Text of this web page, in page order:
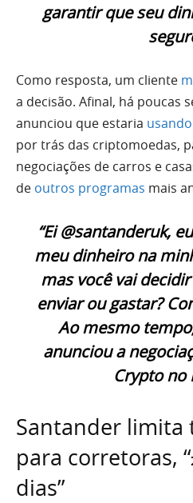
garantir que seu
Como resposta, um cliente
a decisão. Afinal, há poucas
anunciou que estaria
por trás das criptomoedas,
negociações de carros e
de outros programas mais
“Ei @santanderuk,
meu dinheiro na
mas você vai
enviar ou gastar?
Ao mesmo
anunciou a
Crypto no
Santander limita
para corretoras,
dias”